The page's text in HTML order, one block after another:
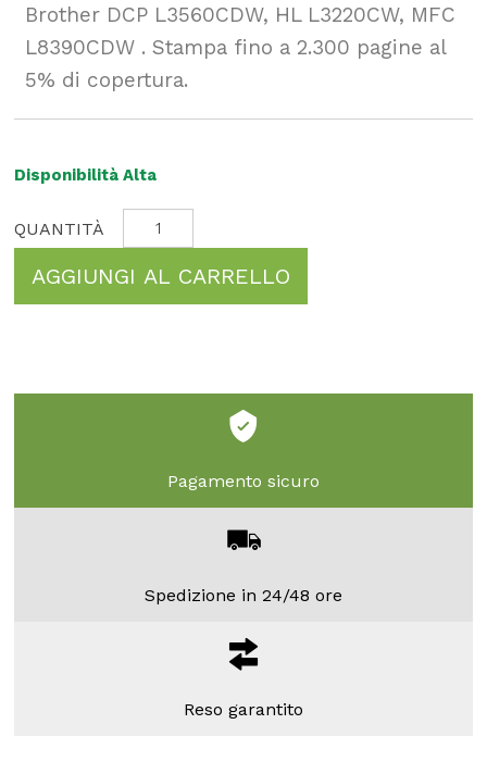
Brother DCP L3560CDW, HL L3220CW, MFC
L8390CDW . Stampa fino a 2.300 pagine al
5% di copertura.
Disponibilità Alta
AGGIUNGI AL CARRELLO
Pagamento sicuro
Spedizione in 24/48 ore
Reso garantito